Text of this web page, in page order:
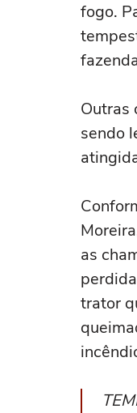
fogo.
Outras
sendo
as
trator